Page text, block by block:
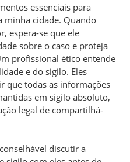
essenciais para
minha cidade. Quando
espera-se que ele
sobre o caso e proteja
profissional ético entende
e do sigilo. Eles
que todas as informações
em sigilo absoluto,
legal de compartilhá-
discutir a